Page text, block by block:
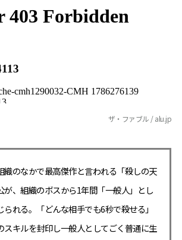
ザ・ファブル / alu.jp
織のなかで最高傑作と言われる「殺しの天
が、組織のボスから1年間「一般人」とし
れる。「どんな相手でも6秒で殺せる」
スキルを封印し一般人としてごく普通に生